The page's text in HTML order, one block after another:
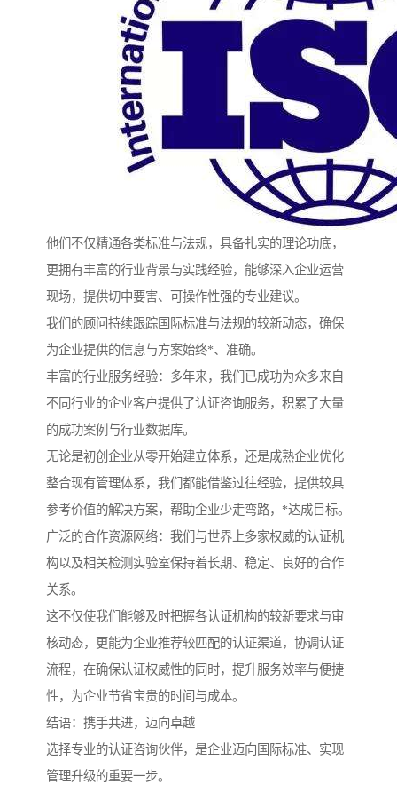
他们不仅精通各类标准与法规，具备扎实的理论功底，
更拥有丰富的行业背景与实践经验，能够深入企业运营
现场，提供切中要害、可操作性强的专业建议。
我们的顾问持续跟踪国际标准与法规的较新动态，确保
为企业提供的信息与方案始终*、准确。
丰富的行业服务经验：多年来，我们已成功为众多来自
不同行业的企业客户提供了认证咨询服务，积累了大量
的成功案例与行业数据库。
无论是初创企业从零开始建立体系，还是成熟企业优化
整合现有管理体系，我们都能借鉴过往经验，提供较具
参考价值的解决方案，帮助企业少走弯路，*达成目标。
广泛的合作资源网络：我们与世界上多家权威的认证机
构以及相关检测实验室保持着长期、稳定、良好的合作
关系。
这不仅使我们能够及时把握各认证机构的较新要求与审
核动态，更能为企业推荐较匹配的认证渠道，协调认证
流程，在确保认证权威性的同时，提升服务效率与便捷
性，为企业节省宝贵的时间与成本。
结语：携手共进，迈向卓越
选择专业的认证咨询伙伴，是企业迈向国际标准、实现
管理升级的重要一步。